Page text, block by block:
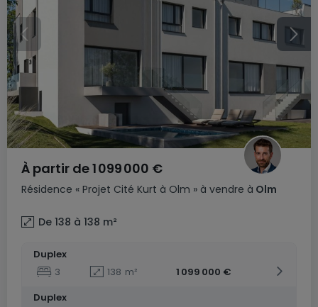
Résidence « Projet Cité Kurt à Olm » à vendre à Olm
À partir de1 099 000 €
De 138 à 138 m²
Duplex
3
138 m²
1 099 000 €
Duplex